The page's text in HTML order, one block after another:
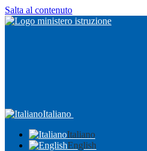
Salta al contenuto
Italiano
Italiano
English